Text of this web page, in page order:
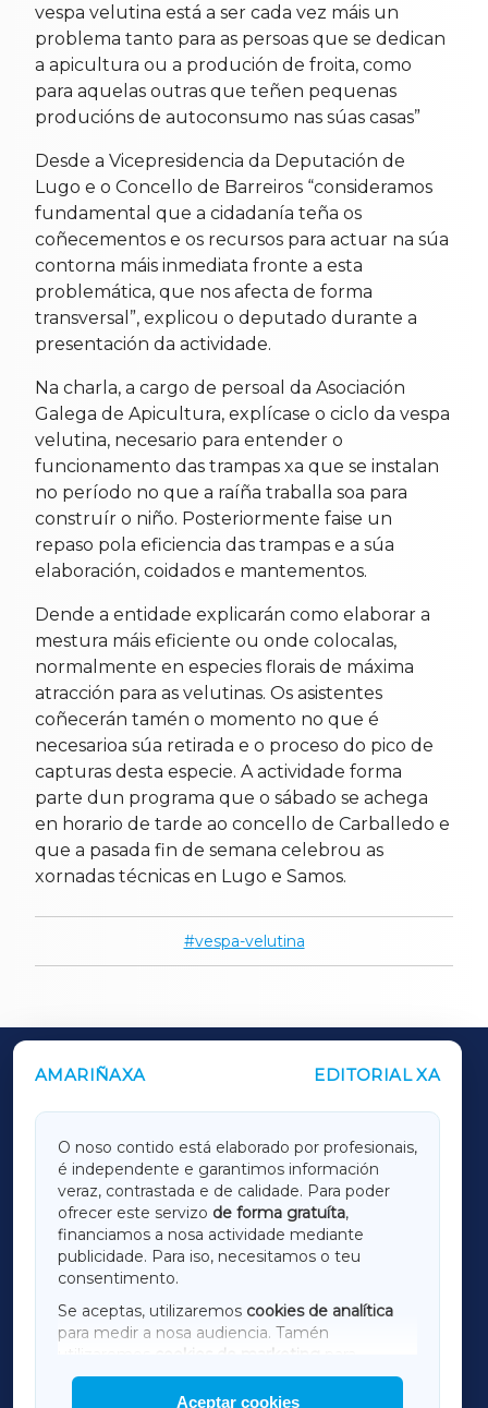
vespa velutina está a ser cada vez máis un
problema tanto para as persoas que se dedican
a apicultura ou a produción de froita, como
para aquelas outras que teñen pequenas
producións de autoconsumo nas súas casas”
Desde a Vicepresidencia da Deputación de
Lugo e o Concello de Barreiros “consideramos
fundamental que a cidadanía teña os
coñecementos e os recursos para actuar na súa
contorna máis inmediata fronte a esta
problemática, que nos afecta de forma
transversal”, explicou o deputado durante a
presentación da actividade.
Na charla, a cargo de persoal da Asociación
Galega de Apicultura, explícase o ciclo da vespa
velutina, necesario para entender o
funcionamento das trampas xa que se instalan
no período no que a raíña traballa soa para
construír o niño. Posteriormente faise un
repaso pola eficiencia das trampas e a súa
elaboración, coidados e mantementos.
Dende a entidade explicarán como elaborar a
mestura máis eficiente ou onde colocalas,
normalmente en especies florais de máxima
atracción para as velutinas. Os asistentes
coñecerán tamén o momento no que é
necesarioa súa retirada e o proceso do pico de
capturas desta especie. A actividade forma
parte dun programa que o sábado se achega
en horario de tarde ao concello de Carballedo e
que a pasada fin de semana celebrou as
xornadas técnicas en Lugo e Samos.
vespa-velutina
AMARIÑAXA EDITORIAL XA
O noso contido está elaborado por profesionais,
é independente e garantimos información
veraz, contrastada e de calidade. Para poder
ofrecer este servizo de forma gratuíta,
financiamos a nosa actividade mediante
publicidade. Para iso, necesitamos o teu
consentimento.
Se aceptas, utilizaremos cookies de analítica
para medir a nosa audiencia. Tamén
utilizaremos
cookies de marketing
mostrar publicidade de terceiros.
Aceptar cookies
OUTROS PERIÓDICOS
LUGOXA
TERRACHAXA
AMARIÑAXA